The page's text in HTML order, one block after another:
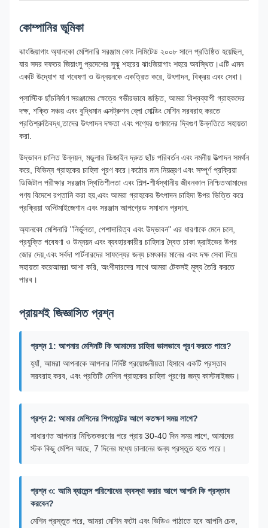
কোম্পানির ভূমিকা
ঝাংজিয়াগাং অ্যানকো মেশিনারি সরঞ্জাম কোং লিমিটেড ২০০৮ সালে প্রতিষ্ঠিত হয়েছিল,
যার সদর দফতর জিয়াংসু প্রদেশের সুঝু শহরের ঝাংজিয়াগাং শহরে অবস্থিত।এটি এমন
একটি উদ্যোগ যা গবেষণা ও উন্নয়নকে একত্রিত করে, উৎপাদন, বিক্রয় এবং সেবা।
প্লাস্টিক ছাঁচনির্মাণ সরঞ্জামের ক্ষেত্রে গভীরভাবে জড়িত, আমরা বিশ্বব্যাপী গ্রাহকদের
দক্ষ, শক্তি সঞ্চয় এবং বুদ্ধিমান এক্সট্রুশন ব্লো মোল্ডিং মেশিন সরবরাহ করতে
প্রতিশ্রুতিবদ্ধ,তাদের উৎপাদন দক্ষতা এবং পণ্যের গুণমানের দ্বিগুণ উন্নতিতে সহায়তা
করা.
উদ্ভাবন চালিত উন্নয়ন, মডুলার ডিজাইন দ্রুত ছাঁচ পরিবর্তন এবং নমনীয় উত্পাদন সমর্থন
করে, বিভিন্ন গ্রাহকের চাহিদা পূরণ করে।কঠোর মান নিয়ন্ত্রণ এবং সম্পূর্ণ প্রক্রিয়া
ডিজিটাল পরীক্ষার সরঞ্জাম স্থিতিশীলতা এবং শিল্প-শীর্ষস্থানীয় জীবনকাল নিশ্চিতআমাদের
পণ্য বিদেশে রপ্তানি করা হয়,এবং আমরা গ্রাহকের উৎপাদন চাহিদা উপর ভিত্তি করে
প্রক্রিয়া অপ্টিমাইজেশান এবং সরঞ্জাম আপগ্রেড সমাধান প্রদান.
অ্যানকো মেশিনারি "নির্ভুলতা, পেশাদারিত্ব এবং উদ্ভাবন" এর ধারণাকে মেনে চলে,
প্রযুক্তি গবেষণা ও উন্নয়ন এবং ব্যবহারকারীর চাহিদার দ্বৈত চাকা ড্রাইভের উপর
জোর দেয়,এবং সর্বদা পার্টনারদের সাফল্যের জন্য চমৎকার মানের এবং দক্ষ সেবা দিয়ে
সহায়তা করেআমরা আশা করি, অংশীদারদের সাথে আমরা টেকসই মূল্য তৈরি করতে
পারব।
প্রায়শই জিজ্ঞাসিত প্রশ্ন
প্রশ্ন 1: আপনার মেশিনটি কি আমাদের চাহিদা ভালভাবে পূরণ করতে পারে?
হ্যাঁ, আমরা আপনাকে আপনার নির্দিষ্ট প্রয়োজনীয়তা হিসাবে একটি প্রস্তাব
সরবরাহ করব, এবং প্রতিটি মেশিন গ্রাহকের চাহিদা পূরণের জন্য কাস্টমাইজড।
প্রশ্ন 2: আমার মেশিনের শিপমেন্টের আগে কতক্ষণ সময় লাগে?
সাধারণত আপনার নিশ্চিতকরণের পরে প্রায় 30-40 দিন সময় লাগে, আমাদের
স্টক কিছু মেশিন আছে, 7 দিনের মধ্যে চালানের জন্য প্রস্তুত হতে পারে।
প্রশ্ন ৩: আমি ব্যালেন্স পরিশোধের ব্যবস্থা করার আগে আপনি কি প্রস্তাব
করবেন?
মেশিন প্রস্তুত পরে, আমরা মেশিন ফটো এবং ভিডিও পাঠাতে হবে আপনি চেক,